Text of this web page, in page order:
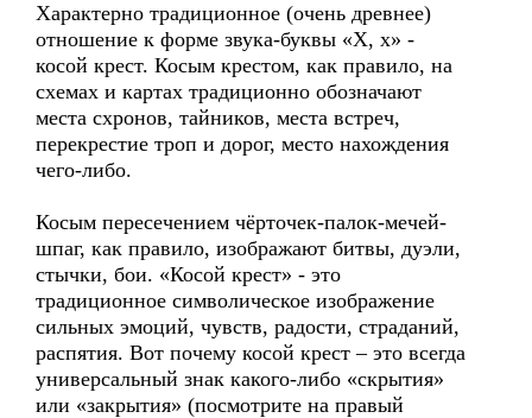
Характерно традиционное (очень древнее)
отношение к форме звука-буквы «Х, х» -
косой крест. Косым крестом, как правило, на
схемах и картах традиционно обозначают
места схронов, тайников, места встреч,
перекрестие троп и дорог, место нахождения
чего-либо.
Косым пересечением чёрточек-палок-мечей-
шпаг, как правило, изображают битвы, дуэли,
стычки, бои. «Косой крест» - это
традиционное символическое изображение
сильных эмоций, чувств, радости, страданий,
распятия. Вот почему косой крест – это всегда
универсальный знак какого-либо «скрытия»
или «закрытия» (посмотрите на правый